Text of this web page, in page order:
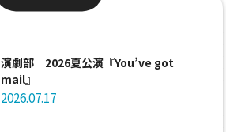
演劇部 2026夏公演『You’ve got
mail』
2026.07.17